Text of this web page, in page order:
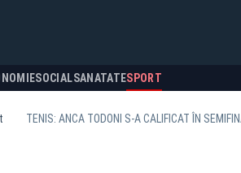
SOCIALSANATATESPORT
TENIS: ANCA TODONI S-A CALIFICAT ÎN